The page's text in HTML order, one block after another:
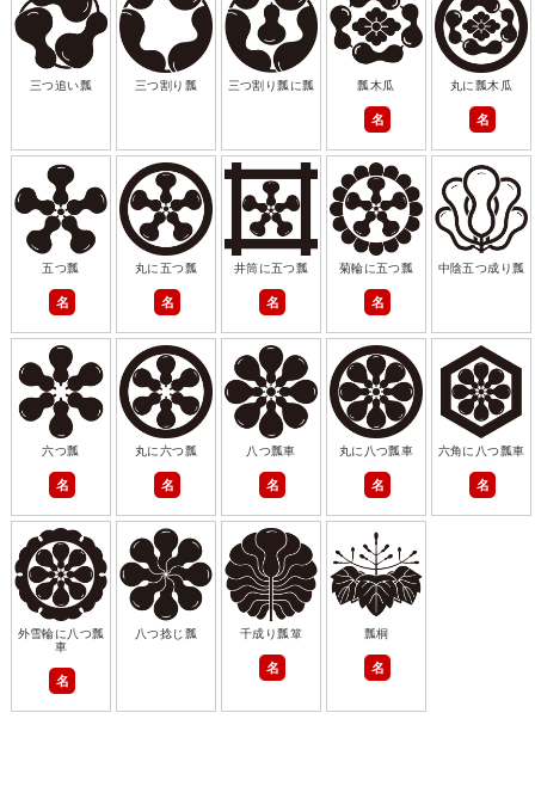
三つ追い瓢 三つ割り瓢 三つ割り瓢に瓢 瓢木瓜
名
丸に瓢木瓜
名
五つ瓢
名
丸に五つ瓢
名
井筒に五つ瓢
名
菊輪に五つ瓢
名
中陰五つ成り瓢
六つ瓢
名
丸に六つ瓢
名
八つ瓢車
名
丸に八つ瓢車
名
六角に八つ瓢車
名
外雪輪に八つ瓢
車
名
八つ捻じ瓢 千成り瓢箪
名
瓢桐
名